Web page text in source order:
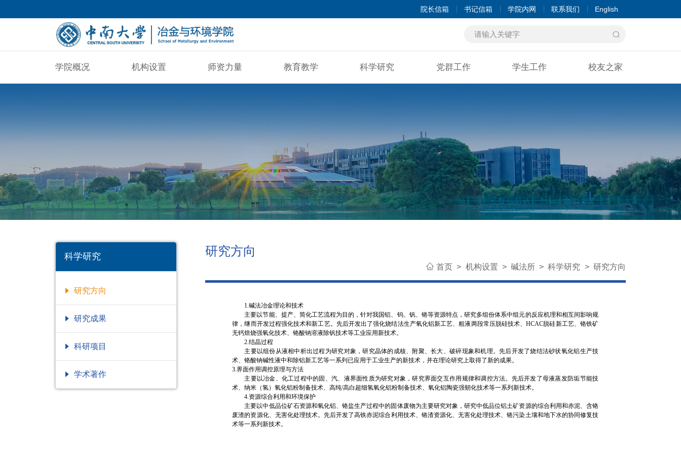
院长信箱 书记信箱 学院内网 联系我们 English
学院概况 机构设置 师资力量 教育教学 科学研究 党群工作 学生工作 校友之家
科学研究
研究方向
研究成果
科研项目
学术著作
研究方向
首页 > 机构设置 > 碱法所 > 科学研究 > 研究方向
1.碱法冶金理论和技术
主要以节能、提产、简化工艺流程为目的，针对我国铝、钨、钒、铬等资源特点，研究多组份体系中组元的反应机理和相互间影响规
律，继而开发过程强化技术和新工艺。先后开发出了强化烧结法生产氧化铝新工艺、粗液两段常压脱硅技术、HCAC脱硅新工艺、铬铁矿
无钙焙烧强氧化技术、铬酸钠溶液除钒技术等工业应用新技术。
2.结晶过程
主要以组份从液相中析出过程为研究对象，研究晶体的成核、附聚、长大、破碎现象和机理。先后开发了烧结法砂状氧化铝生产技
术、铬酸钠碱性液中和除铝新工艺等一系列已应用于工业生产的新技术，并在理论研究上取得了新的成果。
3.界面作用调控原理与方法
主要以冶金、化工过程中的固、汽、液界面性质为研究对象，研究界面交互作用规律和调控方法。先后开发了母液蒸发防垢节能技
术、纳米（氢）氧化铝粉制备技术、高纯/高白超细氢氧化铝粉制备技术、氧化铝陶瓷强韧化技术等一系列新技术。
4.资源综合利用和环境保护
主要以中低品位矿石资源和氧化铝、铬盐生产过程中的固体废物为主要研究对象，研究中低品位铝土矿资源的综合利用和赤泥、含铬
废渣的资源化、无害化处理技术。先后开发了高铁赤泥综合利用技术、铬渣资源化、无害化处理技术、铬污染土壤和地下水的协同修复技
术等一系列新技术。